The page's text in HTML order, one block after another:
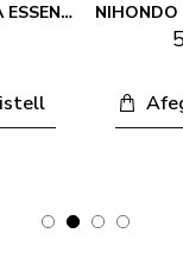
NIHONDO | EXTRA ESSENCE